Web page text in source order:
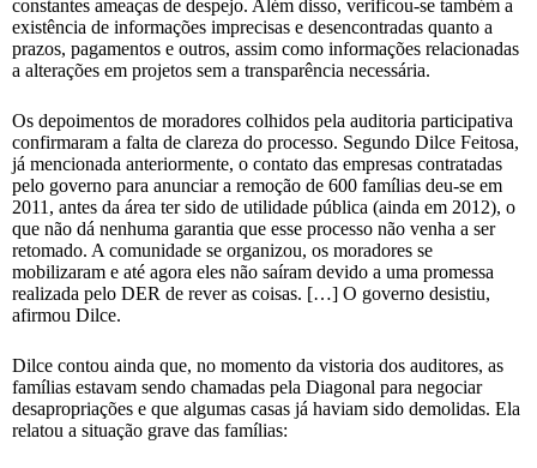
constantes ameaças de despejo. Além disso, verificou-se também a
existência de informações imprecisas e desencontradas quanto a
prazos, pagamentos e outros, assim como informações relacionadas
a alterações em projetos sem a transparência necessária.
Os depoimentos de moradores colhidos pela auditoria participativa
confirmaram a falta de clareza do processo. Segundo Dilce Feitosa,
já mencionada anteriormente, o contato das empresas contratadas
pelo governo para anunciar a remoção de 600 famílias deu-se em
2011, antes da área ter sido de utilidade pública (ainda em 2012), o
que não dá nenhuma garantia que esse processo não venha a ser
retomado. A comunidade se organizou, os moradores se
mobilizaram e até agora eles não saíram devido a uma promessa
realizada pelo DER de rever as coisas. […] O governo desistiu,
afirmou Dilce.
Dilce contou ainda que, no momento da vistoria dos auditores, as
famílias estavam sendo chamadas pela Diagonal para negociar
desapropriações e que algumas casas já haviam sido demolidas. Ela
relatou a situação grave das famílias: